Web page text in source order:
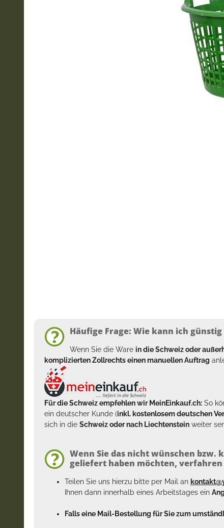
Häufige Frage: Wie kann ich
Wenn Sie die Ware in die Schweiz oder
komplizierten Zollrechts einen manuellen Auftrag
Für die Schweiz empfehlen wir MeinEinkauf.ch: So
ein deutscher Kunde (inkl. kostenlosem deutschen
sich in die Schweiz oder nach Liechtenstein weiter
Wenn Sie das nicht wünschen bzw.
geliefert haben möchten,
Teilen Sie uns hierzu bitte per Mail an
Ihnen dann innerhalb eines Arbeitstages ein
Falls eine Mail-Bestellung für Sie zum